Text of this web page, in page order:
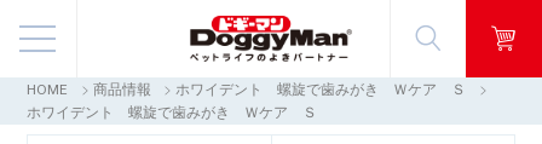
商品情報
HOME 商品情報
ホワイデント 螺旋で歯みがき Ｗケア Ｓ
ホワイデント 螺旋で歯みがき Ｗケア Ｓ